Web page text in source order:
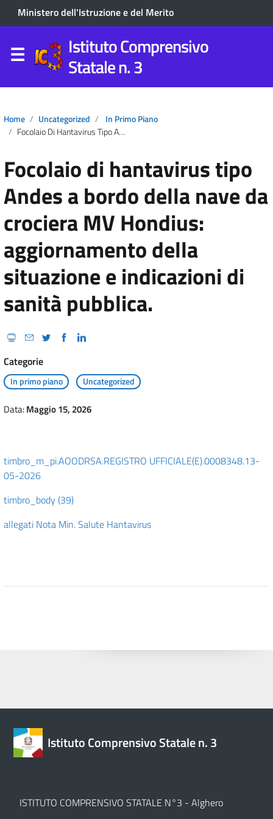
Ministero dell'Istruzione e del Merito
Istituto Comprensivo
Statale n. 3
Home Uncategorized
In Primo Piano
Focolaio Di Hantavirus Tipo Andes A Bordo Della Nave Da Crociera MV Hondius: Aggiornamento Della Situazione E Indicazioni Di Sanità Pubblica.
Focolaio di hantavirus tipo
Andes a bordo della nave da
crociera MV Hondius:
aggiornamento della
situazione e indicazioni di
sanità pubblica.
Categorie
In primo piano Uncategorized
Data:Maggio 15, 2026
timbro_m_pi.AOODRSA.REGISTRO UFFICIALE(E).0008348.13-
05-2026
timbro_body (39)
allegati Nota Min. Salute Hantavirus
Istituto Comprensivo Statale n. 3
ISTITUTO COMPRENSIVO STATALE N°3 - Alghero